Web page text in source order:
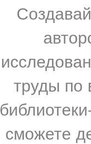
труды по
сможете